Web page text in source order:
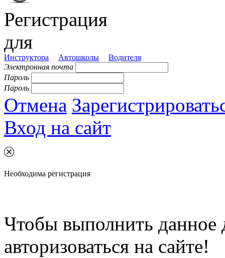
Регистрация
для
Инструктора Автошколы
Водителя
Электронная почта
Пароль
Пароль
Отмена
Вход на сайт
Необходима регистрация
Чтобы выполнить данное
авторизоваться на сайте!